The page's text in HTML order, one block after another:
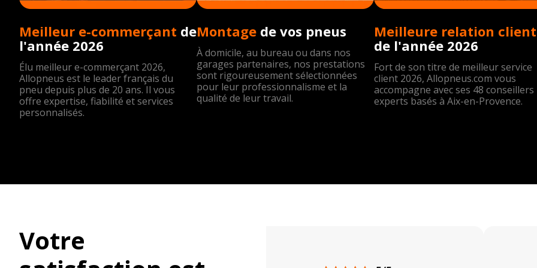
Meilleur e-commerçant de
l'année 2026
Élu meilleur e-commerçant 2026,
Allopneus est le leader français du
pneu depuis plus de 20 ans. Il vous
offre expertise, fiabilité et services
personnalisés.
Montage de vos pneus
À domicile, au bureau ou dans nos
garages partenaires, nos prestations
sont rigoureusement sélectionnées
pour leur professionnalisme et la
qualité de leur travail.
de l'année 2026
Fort de son titre de meilleur service
client 2026, Allopneus.com vous
accompagne avec ses 48 conseillers
experts basés à Aix-en-Provence.
Votre